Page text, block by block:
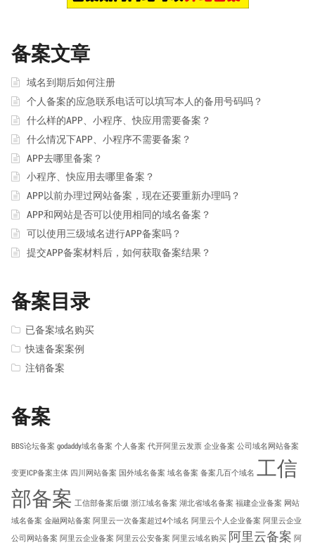
备案文章
域名到期后如何注册
个人备案的应急联系电话可以填写本人的备用号码吗？
什么样的APP、小程序、快应用需要备案？
什么情况下APP、小程序不需要备案？
APP去哪里备案？
小程序、快应用去哪里备案？
APP以前办理过网站备案，现在还要重新办理吗？
APP和网站是否可以使用相同的域名备案？
可以使用三级域名进行APP备案吗？
提交APP备案材料后，如何获取备案结果？
备案目录
已备案域名购买
快速备案案例
注销备案
备案
BBS论坛备案 godaddy域名备案 个人备案 代开阿里云发票 企业备案 公司域名网站备案
变更ICP备案主体 四川网站备案 国外域名备案 域名备案 备案几百个域名 工信
部备案 工信部备案后缀 浙江域名备案 湖北省域名备案 福建企业备案 网站
域名备案 金融网站备案 阿里云一次备案超过4个域名 阿里云个人企业备案 阿里云企业
公司网站备案 阿里云企业备案 阿里云公安备案 阿里云域名购买 阿里云备案 阿